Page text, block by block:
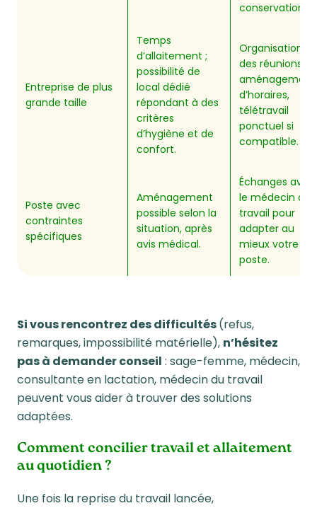
conservation.
Entreprise de plus
grande taille
Temps
d’allaitement ;
possibilité de
local dédié
répondant à des
critères
d’hygiène et de
confort.
Organisation
des réunions,
aménagement
d’horaires,
télétravail
ponctuel si
compatible.
Poste avec
contraintes
spécifiques
Aménagement
possible selon la
situation, après
avis médical.
Échanges avec
le médecin du
travail pour
adapter au
mieux votre
poste.
Si vous rencontrez des difficultés(refus,
remarques, impossibilité matérielle), n’hésitez
pas à demander conseil : sage-femme, médecin,
consultante en lactation, médecin du travail
peuvent vous aider à trouver des solutions
adaptées.
Comment concilier travail et allaitement
au quotidien ?
Une fois la reprise du travail lancée,